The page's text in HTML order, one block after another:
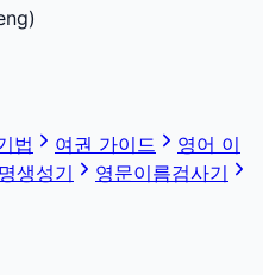
법 여권 가이드
영어 이
생성기
영문이름검사기